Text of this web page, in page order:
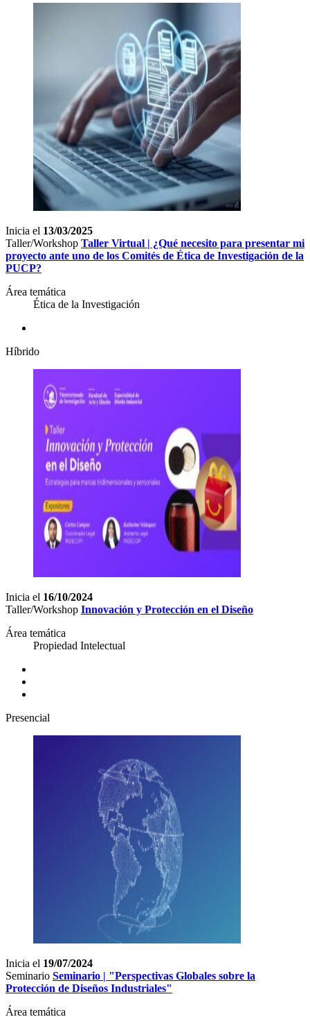
Inicia el 13/03/2025
Taller/Workshop Taller Virtual | ¿Qué necesito para presentar mi
proyecto ante uno de los Comités de Ética de Investigación de la
PUCP?
Área temática
Ética de la Investigación
Híbrido
Inicia el 16/10/2024
Taller/Workshop Innovación y Protección en el Diseño
Área temática
Propiedad Intelectual
Presencial
Inicia el 19/07/2024
Seminario Seminario | "Perspectivas Globales sobre la
Protección de Diseños Industriales"
Área temática